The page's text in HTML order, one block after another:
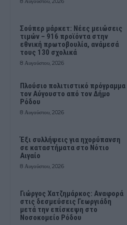
Σούπερ μάρκετ: Νέες μειώσεις
τιμών – 916 προϊόντα στην
εθνική πρωτοβουλία, ανάμεσά
τους 130 σχολικά
8 Αυγούστου, 2026
Πλούσιο πολιτιστικό πρόγραμμα
τον Αύγουστο από τον Δήμο
Ρόδου
8 Αυγούστου, 2026
Έξι συλλήψεις για ηχορύπανση
σε καταστήματα στο Νότιο
Αιγαίο
8 Αυγούστου, 2026
Γιώργος Χατζημάρκος: Αναφορά
στις δεσμεύσεις Γεωργιάδη
μετά την επίσκεψη στο
Νοσοκομείο Ρόδου